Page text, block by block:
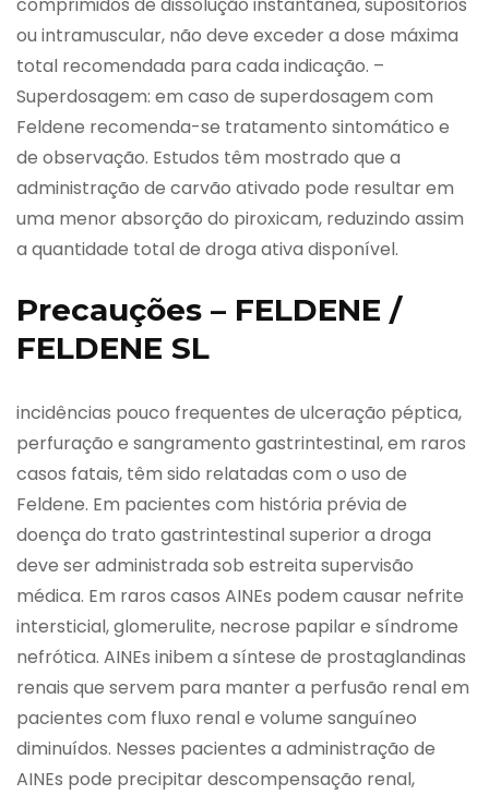
ou intramuscular, não deve exceder a dose máxima
total recomendada para cada indicação. –
Superdosagem: em caso de superdosagem com
Feldene recomenda-se tratamento sintomático e
de observação. Estudos têm mostrado que a
administração de carvão ativado pode resultar em
uma menor absorção do piroxicam, reduzindo assim
a quantidade total de droga ativa disponível.
Precauções – FELDENE /
FELDENE SL
incidências pouco frequentes de ulceração péptica,
perfuração e sangramento gastrintestinal, em raros
casos fatais, têm sido relatadas com o uso de
Feldene. Em pacientes com história prévia de
doença do trato gastrintestinal superior a droga
deve ser administrada sob estreita supervisão
médica. Em raros casos AINEs podem causar nefrite
intersticial, glomerulite, necrose papilar e síndrome
nefrótica. AINEs inibem a síntese de prostaglandinas
renais que servem para manter a perfusão renal em
pacientes com fluxo renal e volume sanguíneo
diminuídos. Nesses pacientes a administração de
AINEs pode precipitar descompensação renal,